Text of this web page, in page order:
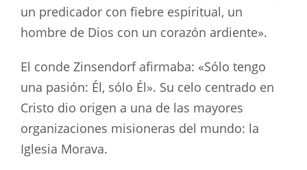
un predicador con fiebre espiritual, un
hombre de Dios con un corazón ardiente».
El conde Zinsendorf afirmaba: «Sólo tengo
una pasión: Él, sólo Él». Su celo centrado en
Cristo dio origen a una de las mayores
organizaciones misioneras del mundo: la
Iglesia Morava.